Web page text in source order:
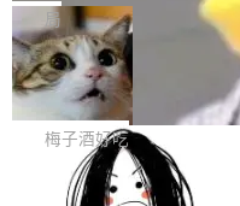
可控性和代码质量提出了更
安全与合规要求。对于大多
有云模型能够满足快速试用
但对于金融、能源、医疗等
只是让AI用起来，还要进一
里、算力是否被充分利用，
信服AI算力网关正是围绕这
两个方面，让用户的每一份
下、更安全！ 一、从现在开
Bigtable 作者之一。
Gemini 的架构师。Google
ean 在 Google 工作了 27
不是一个人走。一同离开的
wat（Google 员工编号 23
年的编程搭档，
作者）、Quoc Le（Google
局
🔥 SolonCode v2026.8.4
字体可调、22 种语言、记
打开终端就能上岗的全中文
把「看得清、用母语、记得
齐。 SolonCode 是什么
耳科技研发的企业级终端
梅子酒好吃
让“代码语义理解”深度释